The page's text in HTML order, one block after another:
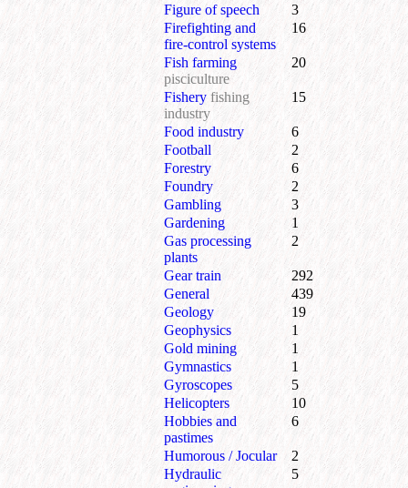
Figure of speech
3
Firefighting and
fire-control systems
16
Fish farming
pisciculture
20
Fishery fishing
industry
15
Food industry
6
Football
2
Forestry
6
Foundry
2
Gambling
3
Gardening
1
Gas processing
plants
2
Gear train
292
General
439
Geology
19
Geophysics
1
Gold mining
1
Gymnastics
1
Gyroscopes
5
Helicopters
10
Hobbies and
pastimes
6
Humorous / Jocular
2
Hydraulic
5